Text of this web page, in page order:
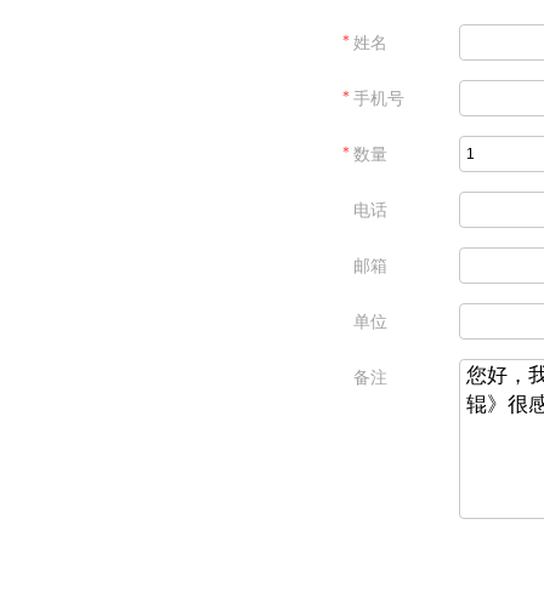
＊ 姓名
＊ 手机号
＊ 数量
电话
邮箱
单位
备注